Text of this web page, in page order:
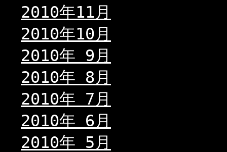
2010年11月
2010年10月
2010年 9月
2010年 8月
2010年 7月
2010年 6月
2010年 5月